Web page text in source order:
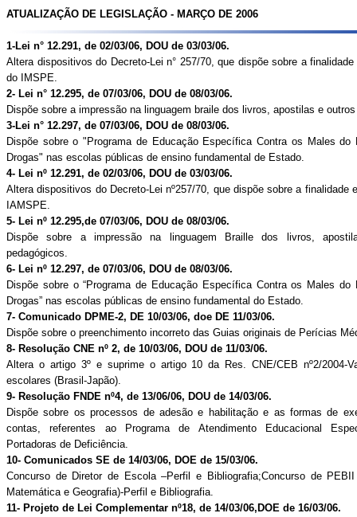
ATUALIZAÇÃO DE LEGISLAÇÃO - MARÇO DE 2006
1-Lei n° 12.291, de 02/03/06, DOU de 03/03/06.
Altera dispositivos do Decreto-Lei n° 257/70, que dispõe sobre a
do IMSPE.
2- Lei n° 12.295, de 07/03/06, DOU de 08/03/06.
Dispõe sobre a impressão na linguagem braile dos livros, apostilas e
3-Lei n° 12.297, de 07/03/06, DOU de 08/03/06.
Dispõe sobre o "Programa de Educação Específica Contra os Males
Drogas" nas escolas públicas de ensino fundamental de Estado.
4- Lei nº 12.291, de 02/03/06, DOU de 03/03/06.
Altera dispositivos do Decreto-Lei nº257/70, que dispõe sobre a finalidade
IAMSPE.
5- Lei nº 12.295,de 07/03/06, DOU de 08/03/06.
Dispõe sobre a impressão na linguagem Braille dos livros,
pedagógicos.
6- Lei nº 12.297, de 07/03/06, DOU de 08/03/06.
Dispõe sobre o “Programa de Educação Específica Contra os Males
Drogas” nas escolas públicas de ensino fundamental do Estado.
7- Comunicado DPME-2, DE 10/03/06, doe DE 11/03/06.
Dispõe sobre o preenchimento incorreto das Guias originais de Perícias
8- Resolução CNE nº 2, de 10/03/06, DOU de 11/03/06.
Altera o artigo 3º e suprime o artigo 10 da Res. CNE/CEB nº2/2004-
escolares (Brasil-Japão).
9- Resolução FNDE nº4, de 13/06/06, DOU de 14/03/06.
Dispõe sobre os processos de adesão e habilitação e as formas de
contas, referentes ao Programa de Atendimento Educacional
Portadoras de Deficiência.
10- Comunicados SE de 14/03/06, DOE de 15/03/06.
Concurso de Diretor de Escola –Perfil e Bibliografia;Concurso de
Matemática e Geografia)-Perfil e Bibliografia.
11- Projeto de Lei Complementar nº18, de 14/03/06,DOE de 16/03/06.